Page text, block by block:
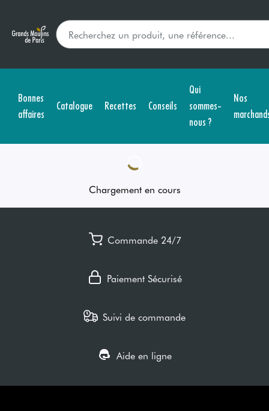
Bonnes
affaires
Catalogue Recettes Conseils
Qui
sommes-
nous ?
Nos
Chargement en cours
Commande 24/7
Paiement Sécurisé
Suivi de commande
Aide en ligne